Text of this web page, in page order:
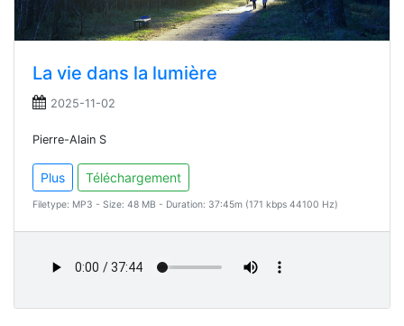
La vie dans la lumière
2025-11-02
Pierre-Alain S
Plus Téléchargement
Filetype: MP3 - Size: 48 MB - Duration: 37:45m (171 kbps 44100 Hz)